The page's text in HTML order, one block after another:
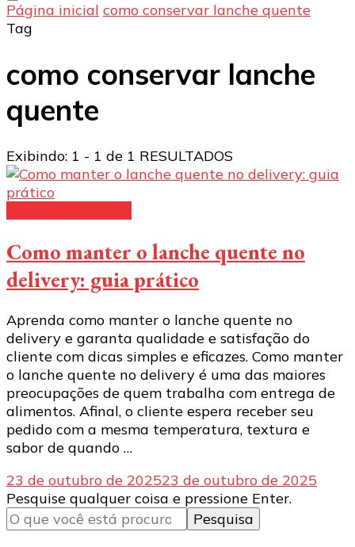
Página inicial como conservar lanche quente
Tag
como conservar lanche
quente
Exibindo: 1 - 1 de 1 RESULTADOS
Como manter o lanche quente no
delivery: guia prático
Aprenda como manter o lanche quente no
delivery e garanta qualidade e satisfação do
cliente com dicas simples e eficazes. Como manter
o lanche quente no delivery é uma das maiores
preocupações de quem trabalha com entrega de
alimentos. Afinal, o cliente espera receber seu
pedido com a mesma temperatura, textura e
sabor de quando …
23 de outubro de 202523 de outubro de 2025
Procurando
algo?
Pesquise qualquer coisa e pressione Enter.